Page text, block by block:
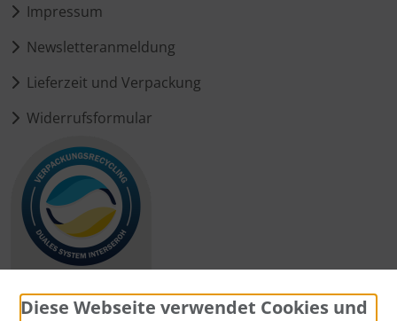
Impressum
Newsletteranmeldung
Lieferzeit und Verpackung
Widerrufsformular
Diese Webseite verwendet Cookies und